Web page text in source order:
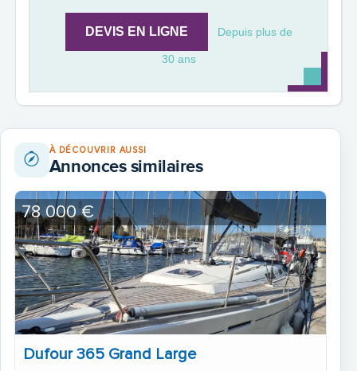
DEVIS EN LIGNE Depuis plus de
30 ans
À DÉCOUVRIR AUSSI
Annonces similaires
Dufour 365 Grand Large
78 000 €